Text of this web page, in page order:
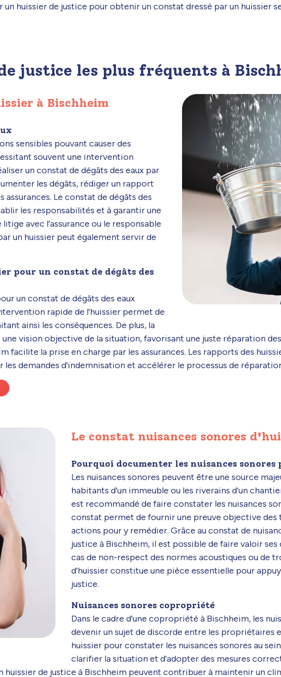
un huissier de justice pour obtenir un constat dressé par un huissier
justice les plus fréquents à
à Bischheim
sensibles pouvant causer des
souvent une intervention
un constat de dégâts des eaux par
les dégâts, rédiger un rapport
Le constat de dégâts des
les responsabilités et à garantir une
avec l'assurance ou le responsable
un huissier peut également servir de
pour un constat de dégâts des
un constat de dégâts des eaux
rapide de l'huissier permet de
ainsi les conséquences. De plus, la
vision objective de la situation, favorisant une juste réparation
facilite la prise en charge par les assurances. Les rapports des
demandes d'indemnisation et accélérer le processus de
Le constat nuisances sonores
Pourquoi documenter les nuisances sonores
Les nuisances sonores peuvent être une source
habitants d'un immeuble ou les riverains d'un
est recommandé de faire constater les nuisances
constat permet de fournir une preuve objective des
actions pour y remédier. Grâce au constat de
justice à Bischheim, il est possible de faire valoir
cas de non-respect des normes acoustiques ou de
d'huissier constitue une pièce essentielle pour
justice.
Nuisances sonores copropriété
Dans le cadre d'une copropriété à Bischheim, les
devenir un sujet de discorde entre les propriétaires
huissier pour constater les nuisances sonores au
clarifier la situation et d'adopter des mesures
de justice à Bischheim peuvent contribuer à maintenir un